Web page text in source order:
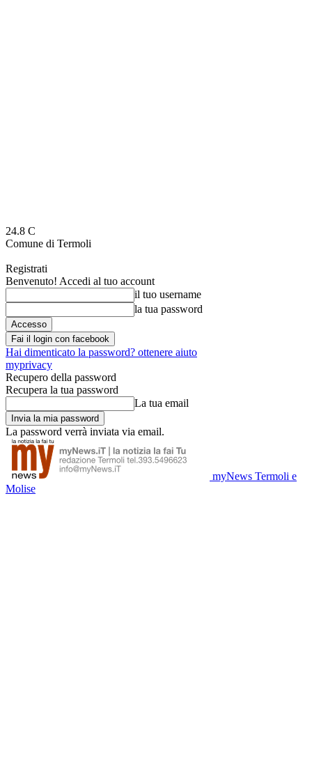
24.8 C
Comune di Termoli
Registrati
Benvenuto! Accedi al tuo account
il tuo username
la tua password
Fai il login con facebook
Hai dimenticato la password? ottenere aiuto
myprivacy
Recupero della password
Recupera la tua password
La tua email
La password verrà inviata via email.
myNews Termoli e
Molise